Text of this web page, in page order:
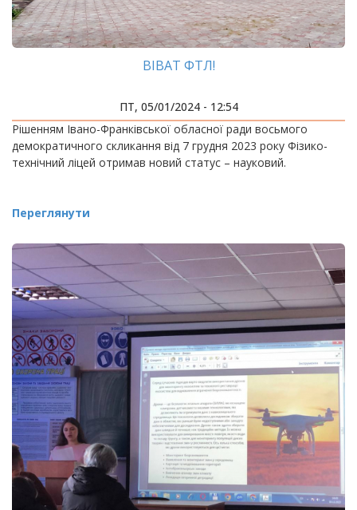
ВІВАТ ФТЛ!
ПТ, 05/01/2024 - 12:54
Рішенням Івано-Франківської обласної ради восьмого
демократичного скликання від 7 грудня 2023 року Фізико-
технічний ліцей отримав новий статус – науковий.
Переглянути